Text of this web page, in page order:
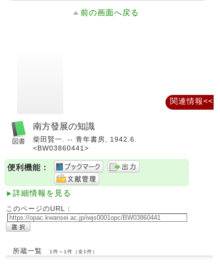
前の画面へ戻る
南方發展の知識
柴田賢一. -- 青年書房, 1942.6.
<BW03860441>
便利機能：
詳細情報を見る
このページのURL：
所蔵一覧 1件～1件（全1件）
関連情報<<